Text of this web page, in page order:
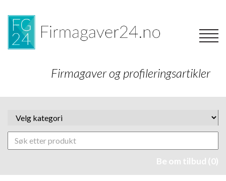
Firmagaver og profileringsartikler
Be om tilbud (0)